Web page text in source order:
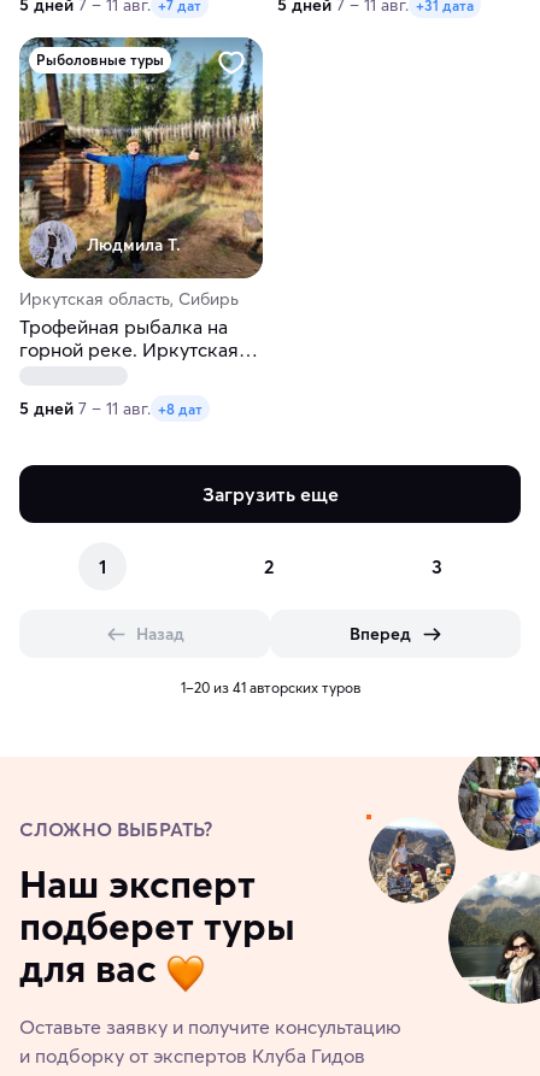
5 дней 7 – 11 авг. +7 дат 5 дней 7 – 11 авг. +31 дата
Рыболовные туры
Людмила Т.
Иркутская область, Сибирь
Трофейная рыбалка на
горной реке. Иркутская
5 дней 7 – 11 авг. +8 дат
Загрузить еще
1 2 3
Назад Вперед
1–20 из 41 авторских туров
СЛОЖНО ВЫБРАТЬ?
Наш эксперт
подберет туры
для вас
Оставьте заявку и получите консультацию
и подборку от экспертов Клуба Гидов